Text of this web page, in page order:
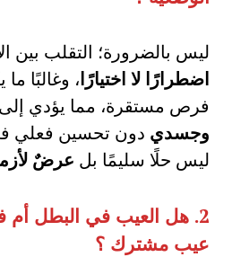
ليس بالضرورة؛ التقلب بين
اضطرارًا لا اختيارًا، وغالبًا
فرص مستقرة، مما يؤدي إلى
وجسدي دون تحسين فعلي
ليس حلًا سليمًا بل عرضٌ
2. هل العيب في البطل أم
عيب مشترك ؟